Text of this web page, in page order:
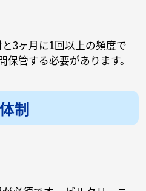
3ヶ月に1回以上の頻度で
管する必要があります。
制